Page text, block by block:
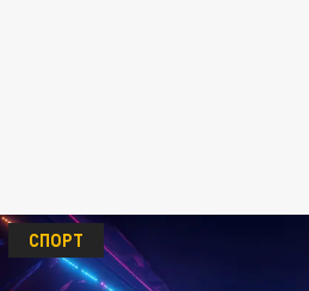
СПОРТ